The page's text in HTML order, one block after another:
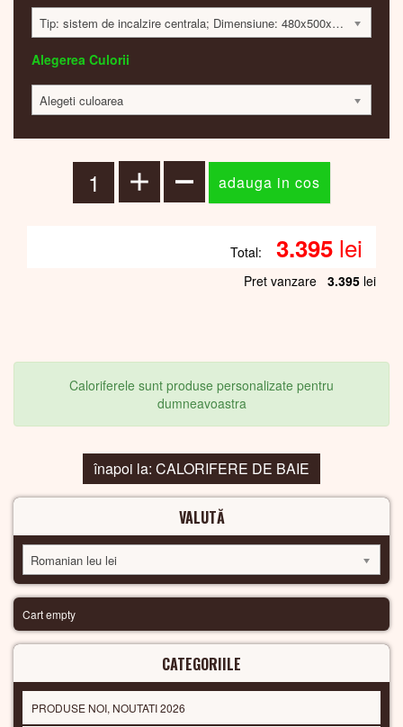
Tip: sistem de incalzire centrala; Dimensiune: 480x500x30mm; 173 Watt; 3384 lei
Alegerea Culorii
Alegeti culoarea
Total: 3.395 lei
Pret vanzare 3.395 lei
Caloriferele sunt produse personalizate pentru
dumneavoastra
înapoi la: CALORIFERE DE BAIE
VALUTĂ
Romanian leu lei
Cart empty
CATEGORIILE
PRODUSE NOI, NOUTATI 2026